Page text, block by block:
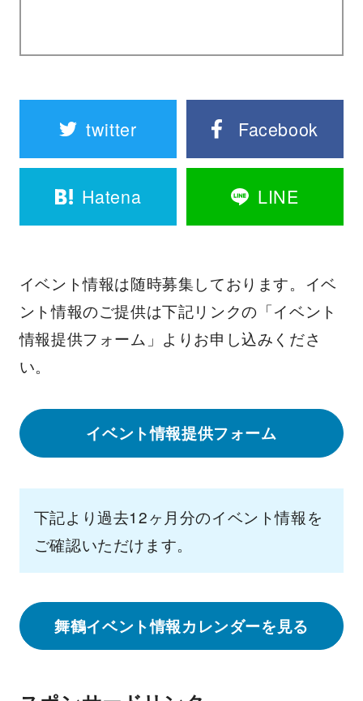
twitter Facebook
Hatena LINE
イベント情報は随時募集しております。イベ
ント情報のご提供は下記リンクの「イベント
情報提供フォーム」よりお申し込みくださ
い。
イベント情報提供フォーム
下記より過去12ヶ月分のイベント情報を
ご確認いただけます。
舞鶴イベント情報カレンダーを見る